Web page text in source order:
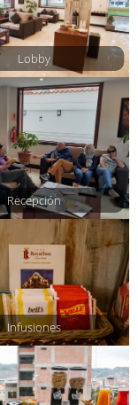
Lobby
Recepción
Infusiones